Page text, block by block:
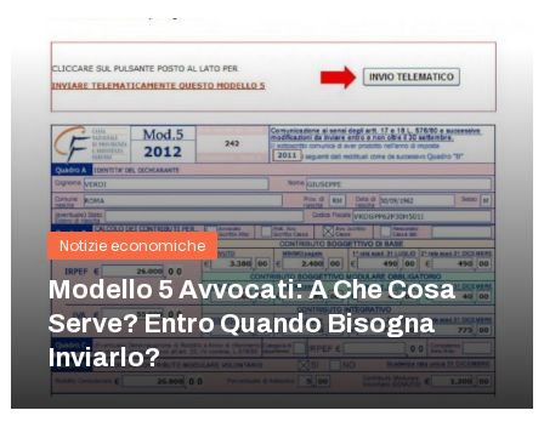
Notizie economiche
Modello 5 Avvocati: A Che Cosa
Serve? Entro Quando Bisogna
Inviarlo?